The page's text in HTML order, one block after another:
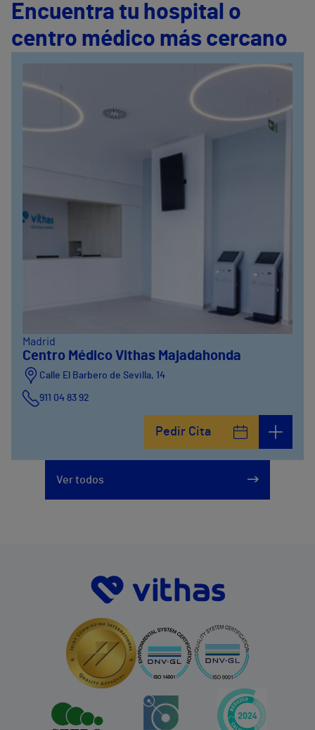
Encuentra tu hospital o
centro médico más cercano
Madrid
Centro Médico Vithas Majadahonda
Calle El Barbero de Sevilla, 14
911 04 83 92
Pedir Cita
Ver todos